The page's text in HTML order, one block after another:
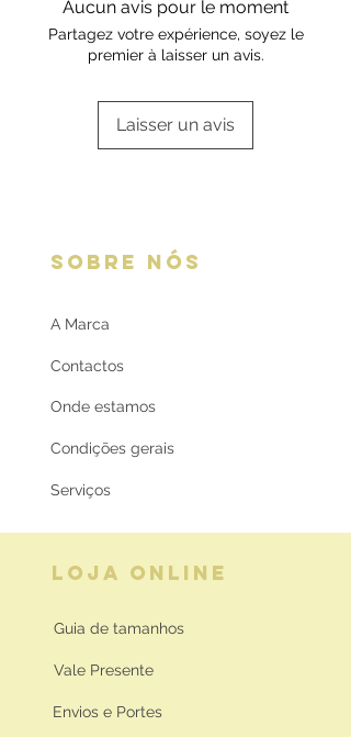
respetiva informação.
oferta
Aucun avis pour le moment
Partagez votre expérience, soyez le
premier à laisser un avis.
Laisser un avis
SOBRE NÓS
A Marca
Contactos
Onde estamos
Condições gerais
Serviços
LOJA ONLINE
Guia de tamanhos
Vale Presente
Envios e Portes